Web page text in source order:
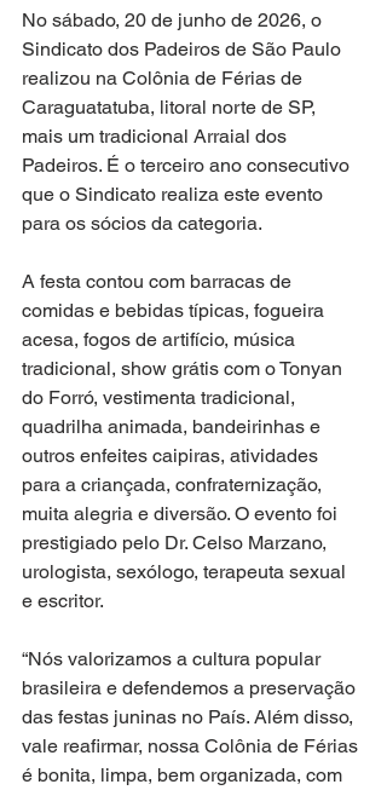
No sábado, 20 de junho de 2026, o
Sindicato dos Padeiros de São Paulo
realizou na Colônia de Férias de
Caraguatatuba, litoral norte de SP,
mais um tradicional Arraial dos
Padeiros. É o terceiro ano consecutivo
que o Sindicato realiza este evento
para os sócios da categoria.
A festa contou com barracas de
comidas e bebidas típicas, fogueira
acesa, fogos de artifício, música
tradicional, show grátis com o Tonyan
do Forró, vestimenta tradicional,
quadrilha animada, bandeirinhas e
outros enfeites caipiras, atividades
para a criançada, confraternização,
muita alegria e diversão. O evento foi
prestigiado pelo Dr. Celso Marzano,
urologista, sexólogo, terapeuta sexual
e escritor.
“Nós valorizamos a cultura popular
brasileira e defendemos a preservação
das festas juninas no País. Além disso,
vale reafirmar, nossa Colônia de Férias
é bonita, limpa, bem organizada, com